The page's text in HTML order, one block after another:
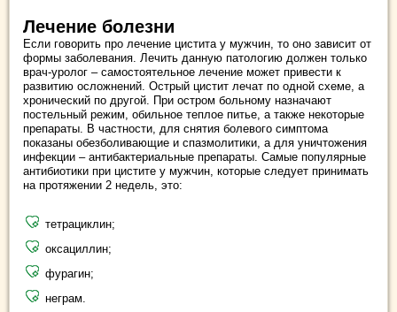
Лечение болезни
Если говорить про лечение цистита у мужчин, то оно зависит от
формы заболевания. Лечить данную патологию должен только
врач-уролог – самостоятельное лечение может привести к
развитию осложнений. Острый цистит лечат по одной схеме, а
хронический по другой. При остром больному назначают
постельный режим, обильное теплое питье, а также некоторые
препараты. В частности, для снятия болевого симптома
показаны обезболивающие и спазмолитики, а для уничтожения
инфекции – антибактериальные препараты. Самые популярные
антибиотики при цистите у мужчин, которые следует принимать
на протяжении 2 недель, это:
тетрациклин;
оксациллин;
фурагин;
неграм.